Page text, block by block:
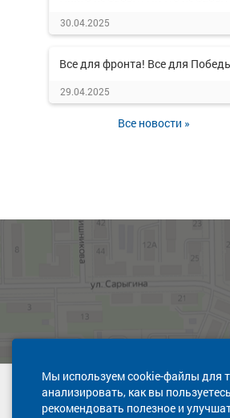
30.04.2025
Все для фронта! Все для
29.04.2025
Все новости »
Мы используем cookie-файлы для
анализировать, как вы
рекомендовать полезное и
Техническая поддержка